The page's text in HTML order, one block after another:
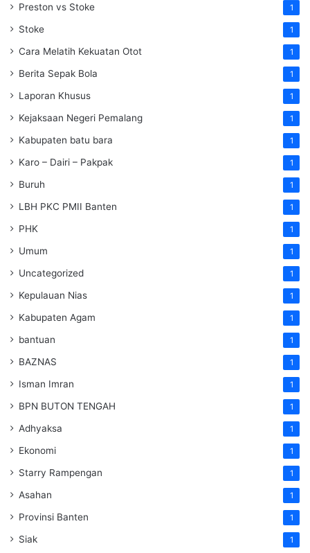
Preston vs Stoke 1
Stoke 1
Cara Melatih Kekuatan Otot 1
Berita Sepak Bola 1
Laporan Khusus 1
Kejaksaan Negeri Pemalang 1
Kabupaten batu bara 1
Karo – Dairi – Pakpak 1
Buruh 1
LBH PKC PMII Banten 1
PHK 1
Umum 1
Uncategorized 1
Kepulauan Nias 1
Kabupaten Agam 1
bantuan 1
BAZNAS 1
Isman Imran 1
BPN BUTON TENGAH 1
Adhyaksa 1
Ekonomi 1
Starry Rampengan 1
Asahan 1
Provinsi Banten 1
Siak 1